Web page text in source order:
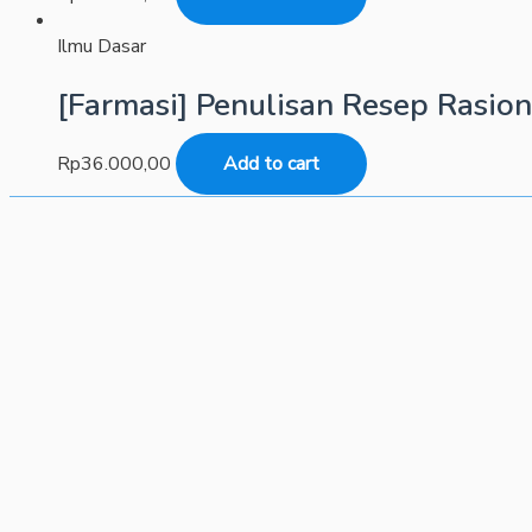
Ilmu Dasar
[Farmasi] Penulisan Resep
Rp36.000,00 Add to cart